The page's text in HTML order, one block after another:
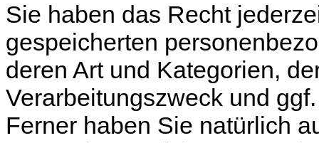
Sie haben das Recht
gespeicherten
deren Art und Kategorien,
Verarbeitungszweck und
Ferner haben Sie natürlich